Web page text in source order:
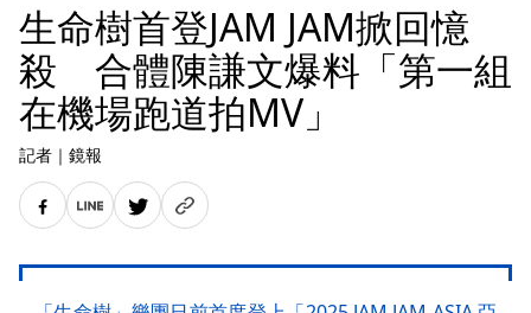
生命樹首登JAM JAM掀回憶
殺 合體陳謙文爆料「第一組
在機場跑道拍MV」
記者 ｜ 鏡報